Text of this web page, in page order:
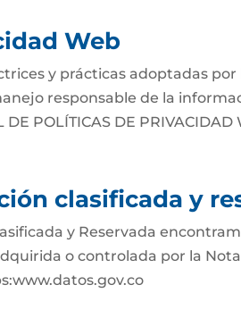
Web
y prácticas adoptadas por
responsable de la
POLÍTICAS DE PRIVACIDAD
clasificada y
y Reservada
o controlada por la